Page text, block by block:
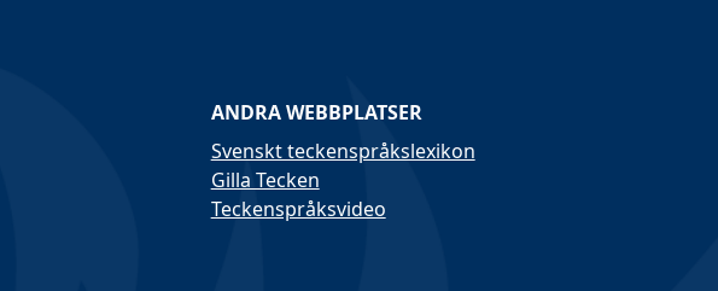
ANDRA WEBBPLATSER
Svenskt teckenspråkslexikon
Gilla Tecken
Teckenspråksvideo